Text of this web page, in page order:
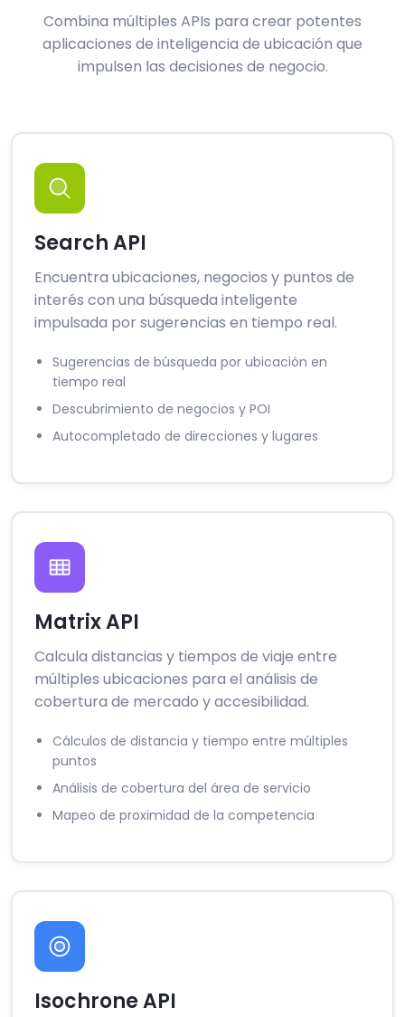
Combina múltiples APIs para crear potentes
aplicaciones de inteligencia de ubicación que
impulsen las decisiones de negocio.
Search API
Encuentra ubicaciones, negocios y puntos de
interés con una búsqueda inteligente
impulsada por sugerencias en tiempo real.
Sugerencias de búsqueda por ubicación en
tiempo real
Descubrimiento de negocios y POI
Autocompletado de direcciones y lugares
Matrix API
Calcula distancias y tiempos de viaje entre
múltiples ubicaciones para el análisis de
cobertura de mercado y accesibilidad.
Cálculos de distancia y tiempo entre múltiples
puntos
Análisis de cobertura del área de servicio
Mapeo de proximidad de la competencia
Isochrone API